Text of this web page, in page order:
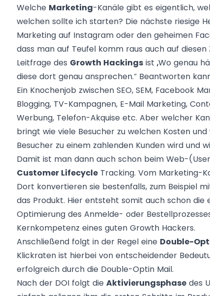
Welche Marketing-Kanäle gibt es eigentlich,
welchen sollte ich starten? Die nächste riesige
Marketing auf Instagram oder den geheimen
dass man auf Teufel komm raus auch auf
Leitfrage des Growth Hackingsist „Wo genau
diese dort genau ansprechen.“ Beantworten
Ein Knochenjob zwischen SEO, SEM, Facebook
Blogging, TV-Kampagnen, E-Mail Marketing,
Werbung, Telefon-Akquise etc. Aber welcher
bringt wie viele Besucher zu welchen Kosten
Besucher zu einem zahlenden Kunden wird und
Damit ist man dann auch schon beim Web-
Customer LifecycleTracking. Vom Marketing-
Dort konvertieren sie bestenfalls, zum Beispiel
das Produkt. Hier entsteht somit auch schon die
Optimierung des Anmelde- oder
Kernkompetenz eines guten Growth Hackers.
Anschließend folgt in der Regel eine Double-
Klickraten ist hierbei von entscheidender
erfolgreich durch die Double-Optin Mail.
Nach der DOI folgt die Aktivierungsphasedes